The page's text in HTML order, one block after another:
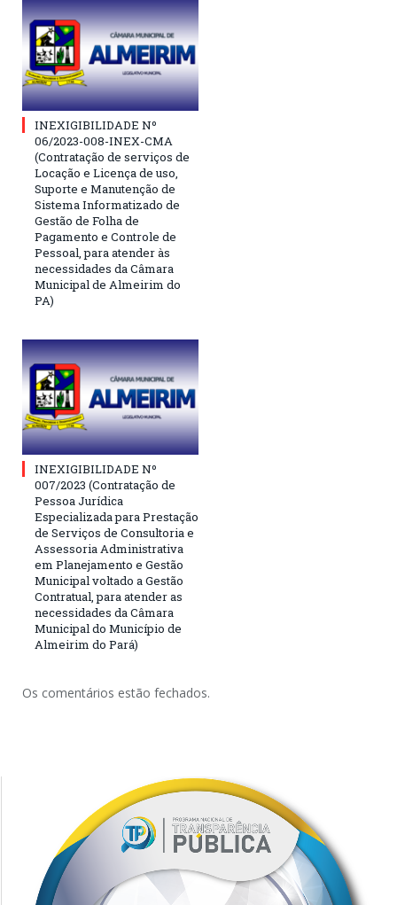
INEXIGIBILIDADE Nº
06/2023-008-INEX-CMA
(Contratação de serviços de
Locação e Licença de uso,
Suporte e Manutenção de
Sistema Informatizado de
Gestão de Folha de
Pagamento e Controle de
Pessoal, para atender às
necessidades da Câmara
Municipal de Almeirim do
PA)
INEXIGIBILIDADE Nº
007/2023 (Contratação de
Pessoa Jurídica
Especializada para Prestação
de Serviços de Consultoria e
Assessoria Administrativa
em Planejamento e Gestão
Municipal voltado a Gestão
Contratual, para atender as
necessidades da Câmara
Municipal do Município de
Almeirim do Pará)
Os comentários estão fechados.